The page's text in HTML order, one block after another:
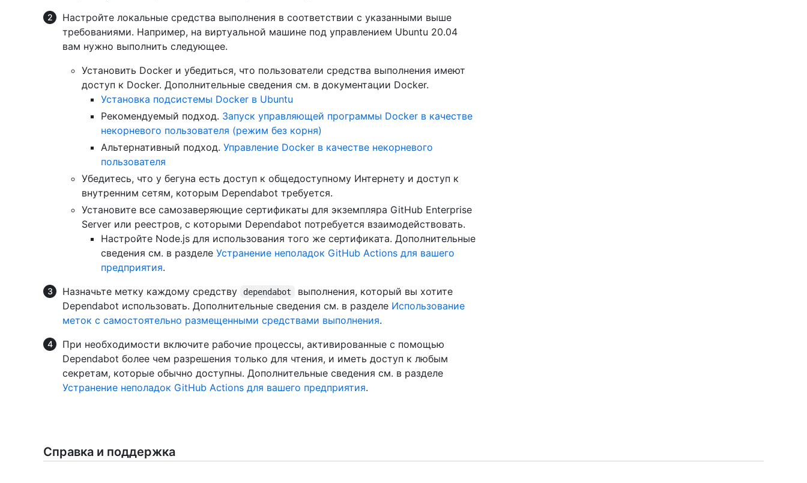
Настройте локальные средства выполнения в соответствии с указанными выше
требованиями. Например, на виртуальной машине под управлением Ubuntu 20.04
вам нужно выполнить следующее.
Установить Docker и убедиться, что пользователи средства выполнения имеют
доступ к Docker. Дополнительные сведения см. в документации Docker.
Установка подсистемы Docker в Ubuntu
Рекомендуемый подход. Запуск управляющей программы Docker в качестве
некорневого пользователя (режим без корня)
Альтернативный подход. Управление Docker в качестве некорневого
пользователя
Убедитесь, что у бегуна есть доступ к общедоступному Интернету и доступ к
внутренним сетям, которым Dependabot требуется.
Установите все самозаверяющие сертификаты для экземпляра GitHub Enterprise
Server или реестров, с которыми Dependabot потребуется взаимодействовать.
Настройте Node.js для использования того же сертификата. Дополнительные
сведения см. в разделе Устранение неполадок GitHub Actions для вашего
предприятия.
Назначьте метку каждому средству
dependabot
выполнения, который вы хотите
Dependabot использовать. Дополнительные сведения см. в разделе Использование
меток с самостоятельно размещенными средствами выполнения.
При необходимости включите рабочие процессы, активированные с помощью
Dependabot более чем разрешения только для чтения, и иметь доступ к любым
секретам, которые обычно доступны. Дополнительные сведения см. в разделе
Устранение неполадок GitHub Actions для вашего предприятия.
Справка и поддержка